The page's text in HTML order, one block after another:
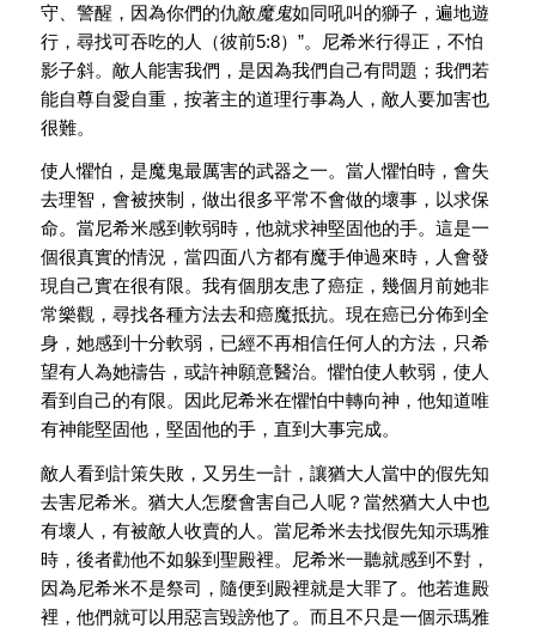
守、警醒，因為你們的仇敵魔鬼如同吼叫的獅子，遍地遊
行，尋找可吞吃的人（彼前5:8）”。尼希米行得正，不怕
影子斜。敵人能害我們，是因為我們自己有問題；我們若
能自尊自愛自重，按著主的道理行事為人，敵人要加害也
很難。
使人懼怕，是魔鬼最厲害的武器之一。當人懼怕時，會失
去理智，會被挾制，做出很多平常不會做的壞事，以求保
命。當尼希米感到軟弱時，他就求神堅固他的手。這是一
個很真實的情況，當四面八方都有魔手伸過來時，人會發
現自己實在很有限。我有個朋友患了癌症，幾個月前她非
常樂觀，尋找各種方法去和癌魔抵抗。現在癌已分佈到全
身，她感到十分軟弱，已經不再相信任何人的方法，只希
望有人為她禱告，或許神願意醫治。懼怕使人軟弱，使人
看到自己的有限。因此尼希米在懼怕中轉向神，他知道唯
有神能堅固他，堅固他的手，直到大事完成。
敵人看到計策失敗，又另生一計，讓猶大人當中的假先知
去害尼希米。猶大人怎麼會害自己人呢？當然猶大人中也
有壞人，有被敵人收賣的人。當尼希米去找假先知示瑪雅
時，後者勸他不如躲到聖殿裡。尼希米一聽就感到不對，
因為尼希米不是祭司，隨便到殿裡就是大罪了。他若進殿
裡，他們就可以用惡言毀謗他了。而且不只是一個示瑪雅